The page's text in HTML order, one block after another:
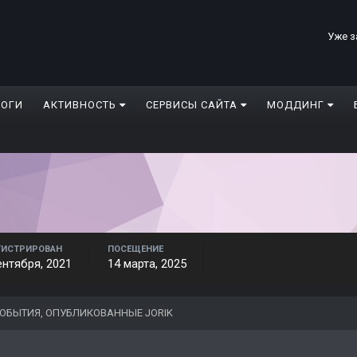
Уже
АКТИВНОСТЬ СЕРВИСЫ САЙТА МОДДИНГ
2021
ПОСЕЩЕНИЕ
14 марта, 2025
ОПУБЛИКОВАННЫЕ JORIK